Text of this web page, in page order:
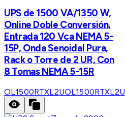
UPS de 1500 VA/1350 W,
Online Doble Conversión,
Entrada 120 Vca NEMA 5-
15P, Onda Senoidal Pura,
Rack o Torre de 2 UR, Con
8 Tomas NEMA 5-15R
OL1500RTXL2UOL1500RTXL2U